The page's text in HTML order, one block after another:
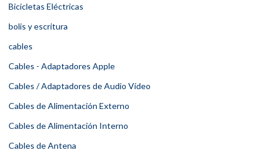
Bicicletas Eléctricas
bolis y escritura
cables
Cables - Adaptadores Apple
Cables / Adaptadores de Audio Vídeo
Cables de Alimentación Externo
Cables de Alimentación Interno
Cables de Antena